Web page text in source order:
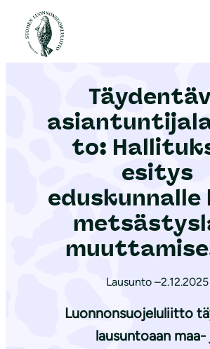
Etusivu
to:
esitys
eduskunnalle
Lausunto –2.12.2025
Luonnonsuojeluliitto
lausuntoaan maa-